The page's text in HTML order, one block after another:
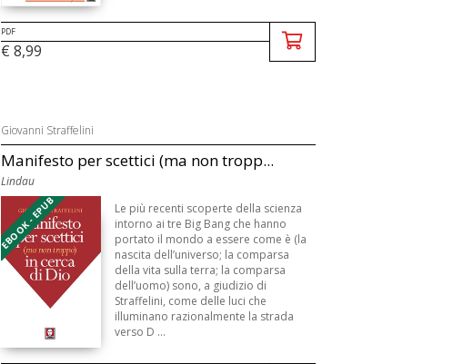
PDF
€ 8,99
Giovanni Straffelini
Manifesto per scettici (ma non tropp...
Lindau
EBOOK - EPUB
Le più recenti scoperte della scienza
intorno ai tre Big Bang che hanno
portato il mondo a essere come è (la
nascita dell’universo; la comparsa
della vita sulla terra; la comparsa
dell’uomo) sono, a giudizio di
Straffelini, come delle luci che
illuminano razionalmente la strada
verso D ...